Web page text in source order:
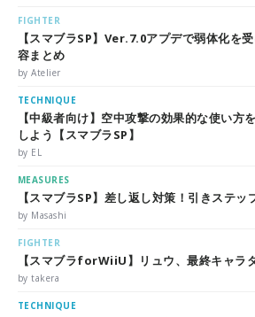
FIGHTER
【スマブラSP】Ver.7.0アプデで弱体化を
容まとめ
by Atelier
TECHNIQUE
【中級者向け】空中攻撃の効果的な使い方
しよう【スマブラSP】
by EL
MEASURES
【スマブラSP】差し返し対策！引きステ
by Masashi
FIGHTER
【スマブラforWiiU】リュウ、最終キャラ
by takera
TECHNIQUE